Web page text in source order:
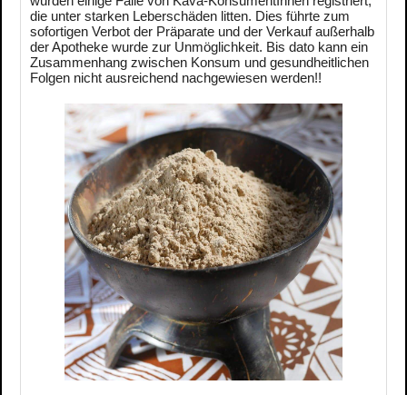
die unter starken Leberschäden litten. Dies führte zum
sofortigen Verbot der Präparate und der Verkauf außerhalb
der Apotheke wurde zur Unmöglichkeit. Bis dato kann ein
Zusammenhang zwischen Konsum und gesundheitlichen
Folgen nicht ausreichend nachgewiesen werden!!